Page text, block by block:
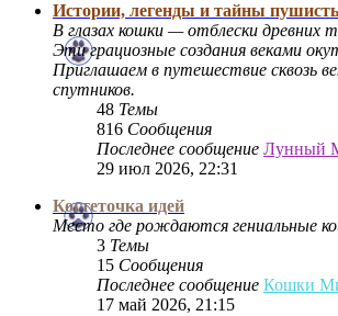
Истории, легенды и тайны
В глазах кошки — отблески древних
Эти грациозные создания веками
Приглашаем в путешествие сквозь
спутников.
48 Темы
816 Сообщения
Последнее сообщение Лунный
29 июл 2026, 22:31
Когтеточка идей
Место где рождаются гениальные
3 Темы
15 Сообщения
Последнее сообщение Кошки
17 май 2026, 21:15